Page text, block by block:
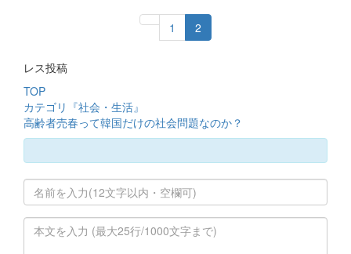
1 2
レス投稿
TOP
カテゴリ『社会・生活』
高齢者売春って韓国だけの社会問題なのか？